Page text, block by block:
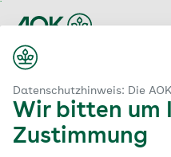
Datenschutzhinweis: Die
Wir bitten um
Zustimmung
Hauptinhalt
springen